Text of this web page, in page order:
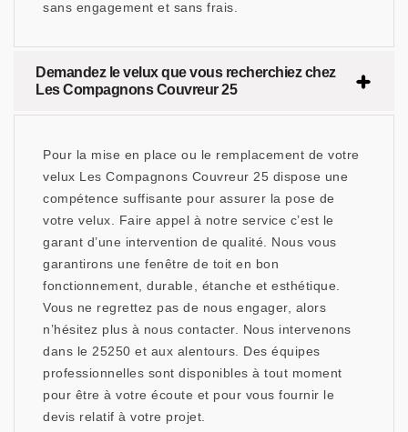
sans engagement et sans frais.
Demandez le velux que vous recherchiez chez
Les Compagnons Couvreur 25
Pour la mise en place ou le remplacement de votre
velux Les Compagnons Couvreur 25 dispose une
compétence suffisante pour assurer la pose de
votre velux. Faire appel à notre service c’est le
garant d’une intervention de qualité. Nous vous
garantirons une fenêtre de toit en bon
fonctionnement, durable, étanche et esthétique.
Vous ne regrettez pas de nous engager, alors
n’hésitez plus à nous contacter. Nous intervenons
dans le 25250 et aux alentours. Des équipes
professionnelles sont disponibles à tout moment
pour être à votre écoute et pour vous fournir le
devis relatif à votre projet.